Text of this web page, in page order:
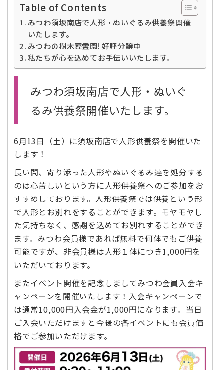
Table of Contents
みつわ須坂南店で人形・ぬいぐるみ供養祭開催
いたします。
みつわの樹木葬霊園! 好評分譲中
私たちが心を込めてお手伝いいたします。
みつわ須坂南店で人形・ぬいぐ
るみ供養祭開催いたします。
6月13日（土）に須坂南店で人形供養祭を開催いた
します！
長い間、寄り添った人形やぬいぐるみ達を処分する
のは心苦しいという方に人形供養祭へのご参加をお
すすめしております。人形供養祭では供養という形
で人形とお別れをすることができます。モヤモヤし
た気持ちなく、感謝を込めてお別れすることができ
ます。みつわ会員様であれば無料で何体でもご供養
可能ですが、非会員様は人形１体につき1,000円を
いただいております。
またイベント開催を記念しましてみつわ会員入会キ
ャンペーンを開催いたします！入会キャンペーンで
は通常10,000円入会金が1,000円になります。当日
ご入会いただけますと今後の各イベントにも会員価
格でご参加いただけます。